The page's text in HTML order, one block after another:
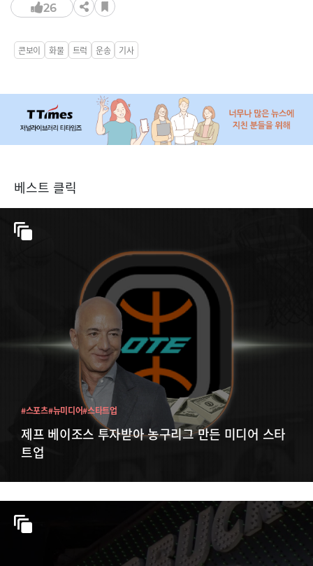
26
콘보이 화물 트럭 운송 기사
베스트 클릭
제프 베이조스 투자받아 농구리그 만든 미디어 스타
트업
#스포츠#뉴미디어#스타트업